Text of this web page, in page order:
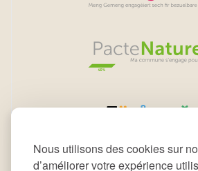
Nous utilisons des cookies sur
d’améliorer votre expérience